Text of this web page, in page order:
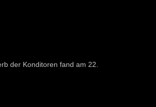
der Konditoren fand am 22.